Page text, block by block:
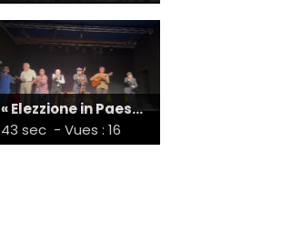
« Elezzione in Paes...
43 sec - Vues : 16